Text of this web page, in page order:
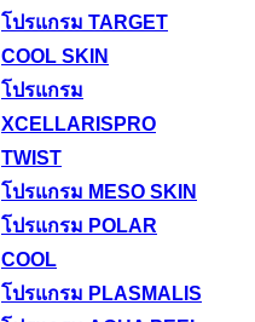
โปรแกรม TARGET
COOL SKIN
โปรแกรม
XCELLARISPRO
TWIST
โปรแกรม MESO SKIN
โปรแกรม POLAR
COOL
โปรแกรม PLASMALIS